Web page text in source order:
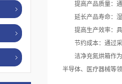
提高产品质量：通
延长产品寿命：湿
提高生产效率：具
节约成本：通过采
洁净充氮烘箱作为
半导体、医疗器械等